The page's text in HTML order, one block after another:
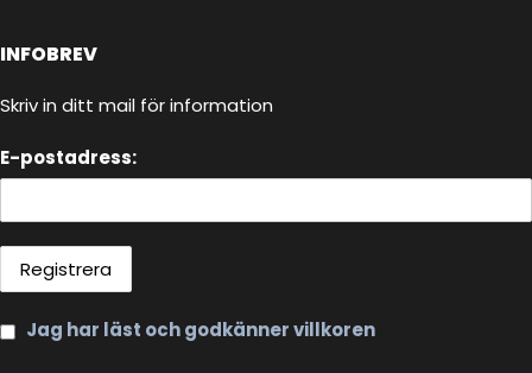
INFOBREV
Skriv in ditt mail för information
E-postadress:
Jag har läst och godkänner villkoren